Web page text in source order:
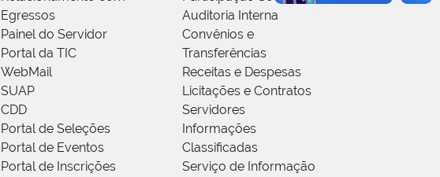
Egressos
Painel do Servidor
Portal da TIC
WebMail
SUAP
CDD
Portal de Seleções
Portal de Eventos
Portal de Inscrições
Auditoria Interna
Convênios e
Transferências
Receitas e Despesas
Licitações e Contratos
Servidores
Informações
Classificadas
Serviço de Informação